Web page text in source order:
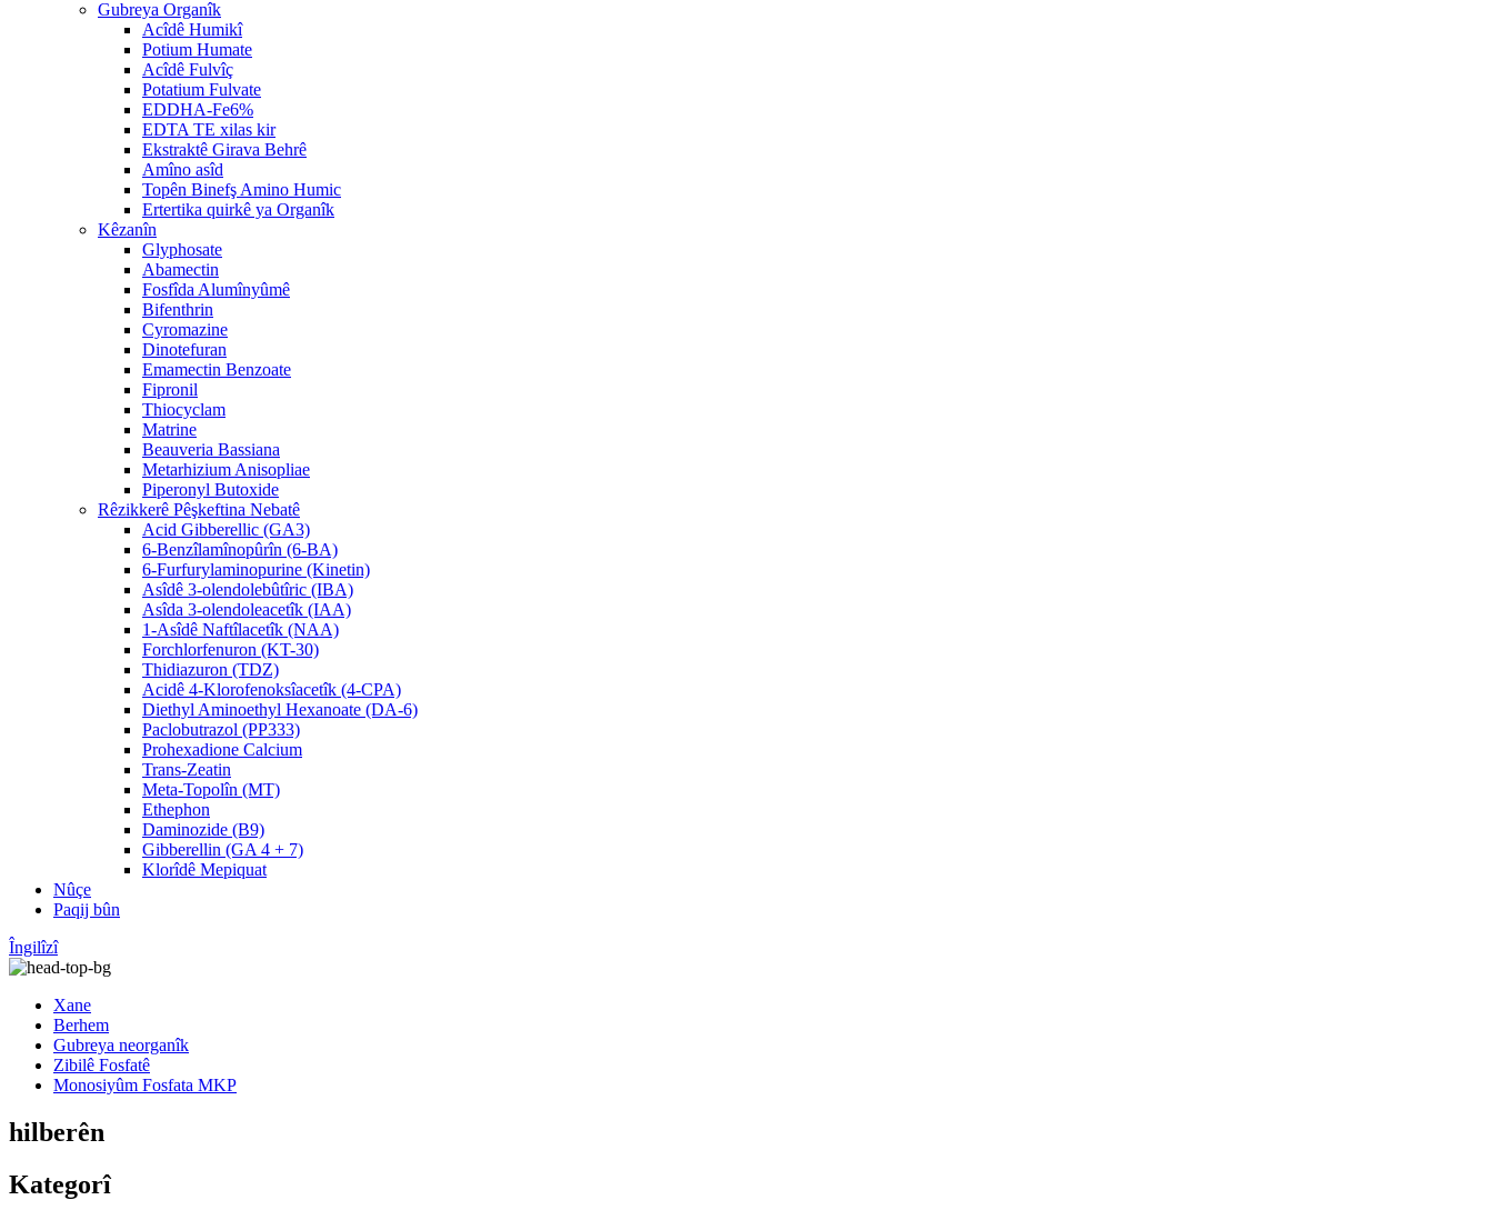
Gubreya Organîk
Acîdê Humikî
Potium Humate
Acîdê Fulvîç
Potatium Fulvate
EDDHA-Fe6%
EDTA TE xilas kir
Ekstraktê Girava Behrê
Amîno asîd
Topên Binefş Amino Humic
Ertertika quirkê ya Organîk
Kêzanîn
Glyphosate
Abamectin
Fosfîda Alumînyûmê
Bifenthrin
Cyromazine
Dinotefuran
Emamectin Benzoate
Fipronil
Thiocyclam
Matrine
Beauveria Bassiana
Metarhizium Anisopliae
Piperonyl Butoxide
Rêzikkerê Pêşkeftina Nebatê
Acid Gibberellic (GA3)
6-Benzîlamînopûrîn (6-BA)
6-Furfurylaminopurine (Kinetin)
Asîdê 3-olendolebûtîric (IBA)
Asîda 3-olendoleacetîk (IAA)
1-Asîdê Naftîlacetîk (NAA)
Forchlorfenuron (KT-30)
Thidiazuron (TDZ)
Acidê 4-Klorofenoksîacetîk (4-CPA)
Diethyl Aminoethyl Hexanoate (DA-6)
Paclobutrazol (PP333)
Prohexadione Calcium
Trans-Zeatin
Meta-Topolîn (MT)
Ethephon
Daminozide (B9)
Gibberellin (GA 4 + 7)
Klorîdê Mepiquat
Nûçe
Paqij bûn
Îngilîzî
Xane
Berhem
Gubreya neorganîk
Zibilê Fosfatê
Monosiyûm Fosfata MKP
hilberên
Kategorî